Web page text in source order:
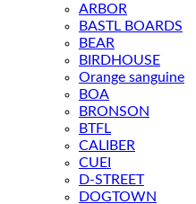
ARBOR
BASTL BOARDS
BEAR
BIRDHOUSE
Orange sanguine
BOA
BRONSON
BTFL
CALIBER
CUEI
D-STREET
DOGTOWN